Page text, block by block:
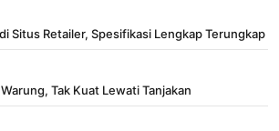
Situs Retailer, Spesifikasi Lengkap Terungkap
Tak Kuat Lewati Tanjakan